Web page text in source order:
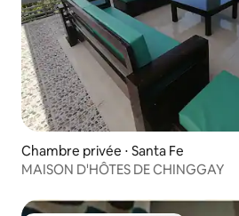
Chambre privée ⋅ Santa Fe
MAISON D'HÔTES DE CHINGGAY